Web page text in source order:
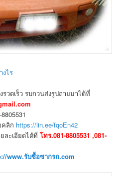
ไร
รวดเร็ว รบกวนส่งรูปถ่ายมาได้ที่
ลิก https://lin.ee/fqoEn42
ละเอียดได้ที่โทร.081-8805531 ,081-
www.รับซื้อซากรถ.com